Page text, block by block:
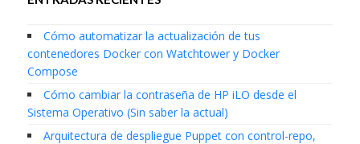
Cómo automatizar la actualización de tus
contenedores Docker con Watchtower y Docker
Compose
Cómo cambiar la contraseña de HP iLO desde el
Sistema Operativo (Sin saber la actual)
Arquitectura de despliegue Puppet con control-repo,